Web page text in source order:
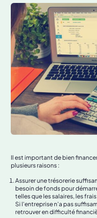
Il est important de bien
plusieurs raisons :
Assurer une trésorerie
besoin de fonds pour
telles que les salaires, les
Si l'entreprise n'a pas
retrouver en difficulté